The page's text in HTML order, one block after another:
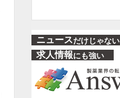
ニュースだけじゃない
求人情報にも強い